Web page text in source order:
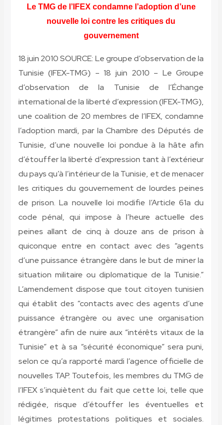
Le TMG de l’IFEX condamne l’adoption d’une
nouvelle loi contre les critiques du
gouvernement
18 juin 2010 SOURCE: Le groupe d’observation de la
Tunisie (IFEX-TMG) – 18 juin 2010 – Le Groupe
d’observation de la Tunisie de l’Échange
international de la liberté d’expression (IFEX-TMG),
une coalition de 20 membres de l’IFEX, condamne
l’adoption mardi, par la Chambre des Députés de
Tunisie, d’une nouvelle loi pondue à la hâte afin
d’étouffer la liberté d’expression tant à l’extérieur
du pays qu’à l’intérieur de la Tunisie, et de menacer
les critiques du gouvernement de lourdes peines
de prison. La nouvelle loi modifie l’Article 61a du
code pénal, qui impose à l’heure actuelle des
peines allant de cinq à douze ans de prison à
quiconque entre en contact avec des “agents
d’une puissance étrangère dans le but de miner la
situation militaire ou diplomatique de la Tunisie.”
L’amendement dispose que tout citoyen tunisien
qui établit des “contacts avec des agents d’une
puissance étrangère ou avec une organisation
étrangère” afin de nuire aux “intérêts vitaux de la
Tunisie” et à sa “sécurité économique” sera puni,
selon ce qu’a rapporté mardi l’agence officielle de
nouvelles TAP. Toutefois, les membres du TMG de
l’IFEX s’inquiètent du fait que cette loi, telle que
rédigée, risque d’étouffer les éventuelles et
légitimes protestations politiques et sociales.